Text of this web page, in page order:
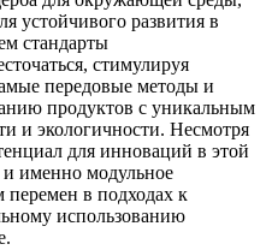
устойчивого развития в
стандарты
стимулируя
передовые методы и
продуктов с уникальным
и экологичности. Несмотря
для инноваций в этой
именно модульное
перемен в подходах к
использованию